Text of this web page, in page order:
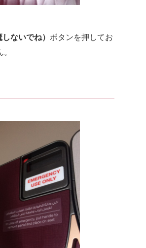
ないでね） ボタンを押してお